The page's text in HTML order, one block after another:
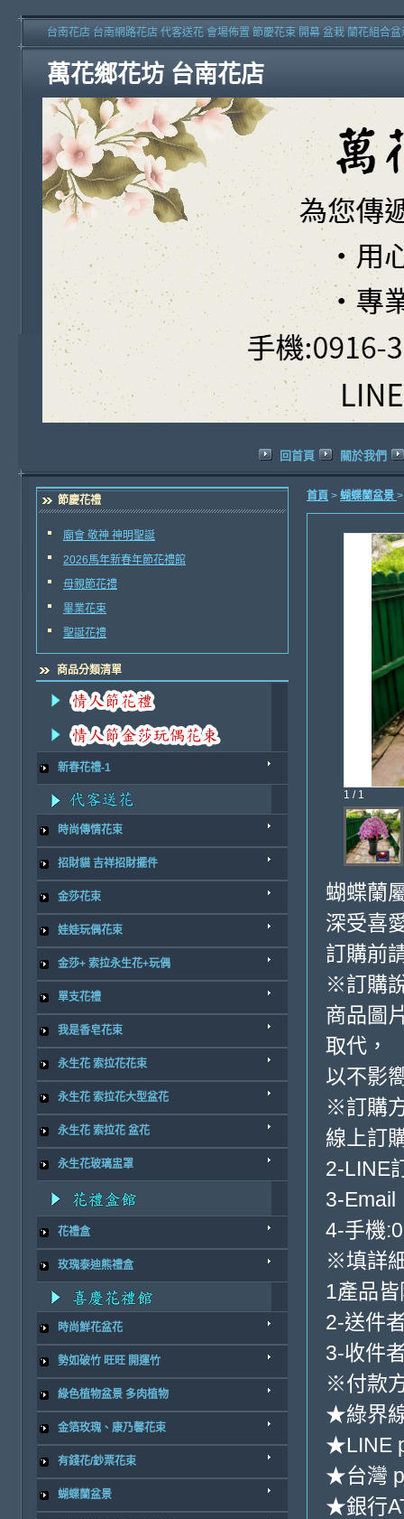
萬花鄉花坊 台南花店
台南花店 台南網路花店 代客送花 會場佈置 節慶花束 開幕 盆栽 蘭花組合
回首頁 關於我們
節慶花禮
廟會 敬神 神明聖誕
2026馬年新春年節花禮館
母親節花禮
畢業花束
聖誕花禮
商品分類清單
新春花禮-1
時尚傳情花束
招財貓 吉祥招財擺件
金莎花束
娃娃玩偶花束
金莎+ 索拉永生花+玩偶
單支花禮
我是香皂花束
永生花 索拉花花束
永生花 索拉花大型盆花
永生花 索拉花 盆花
永生花玻璃盅罩
花禮盒
玫瑰泰迪熊禮盒
時尚鮮花盆花
勢如破竹 旺旺 開運竹
綠色植物盆景 多肉植物
金箔玫瑰、康乃馨花束
有錢花/鈔票花束
蝴蝶蘭盆景
首頁 > 蝴蝶蘭盆景
1 / 1
蝴蝶蘭
深受喜
訂購前
※訂購
商品圖
取代，
以不影
※訂購
線上訂
2-LINE
3-Email
4-手機
※填詳
1產品
2-送件
3-收件
※付款
★綠界
★LINE
★台灣
★銀行